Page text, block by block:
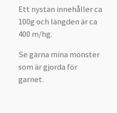
Ett nystan innehåller ca
100g och längden är ca
400 m/hg.
Se gärna mina mönster
som är gjorda för
garnet.